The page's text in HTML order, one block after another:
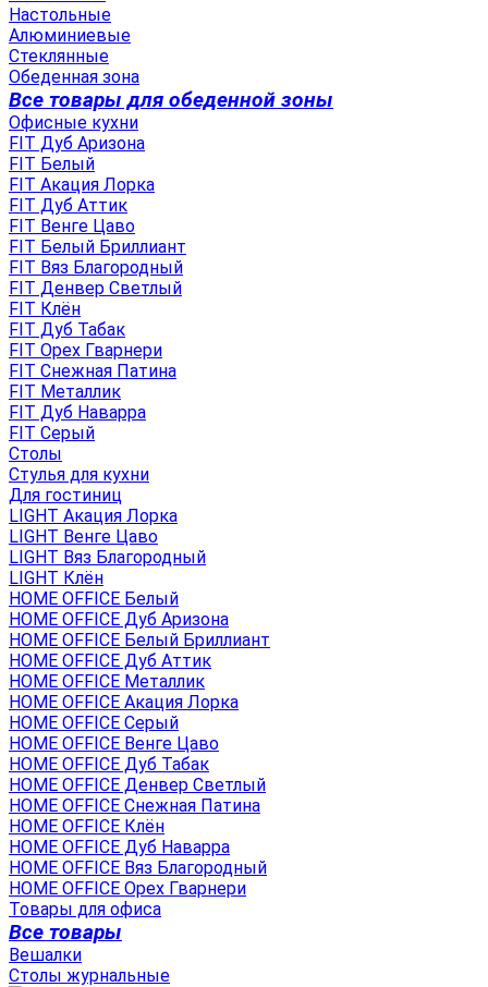
Настольные
Алюминиевые
Стеклянные
Обеденная зона
Все товары для обеденной зоны
Офисные кухни
FIT Дуб Аризона
FIT Белый
FIT Акация Лорка
FIT Дуб Аттик
FIT Венге Цаво
FIT Белый Бриллиант
FIT Вяз Благородный
FIT Денвер Светлый
FIT Клён
FIT Дуб Табак
FIT Орех Гварнери
FIT Снежная Патина
FIT Металлик
FIT Дуб Наварра
FIT Серый
Столы
Стулья для кухни
Для гостиниц
LIGHT Акация Лорка
LIGHT Венге Цаво
LIGHT Вяз Благородный
LIGHT Клён
HOME OFFICE Белый
HOME OFFICE Дуб Аризона
HOME OFFICE Белый Бриллиант
HOME OFFICE Дуб Аттик
HOME OFFICE Металлик
HOME OFFICE Акация Лорка
HOME OFFICE Серый
HOME OFFICE Венге Цаво
HOME OFFICE Дуб Табак
HOME OFFICE Денвер Светлый
HOME OFFICE Снежная Патина
HOME OFFICE Клён
HOME OFFICE Дуб Наварра
HOME OFFICE Вяз Благородный
HOME OFFICE Орех Гварнери
Товары для офиса
Все товары
Вешалки
Столы журнальные